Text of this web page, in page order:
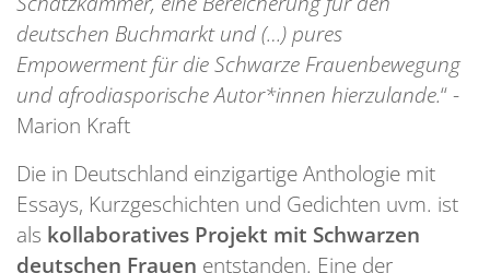
deutschen Buchmarkt und (…) pures
Empowerment für die Schwarze Frauenbewegung
und afrodiasporische Autor*innen hierzulande.“ -
Marion Kraft
Die in Deutschland einzigartige Anthologie mit
Essays, Kurzgeschichten und Gedichten uvm. ist
als kollaboratives Projekt mit Schwarzen
deutschen Frauen entstanden. Eine der